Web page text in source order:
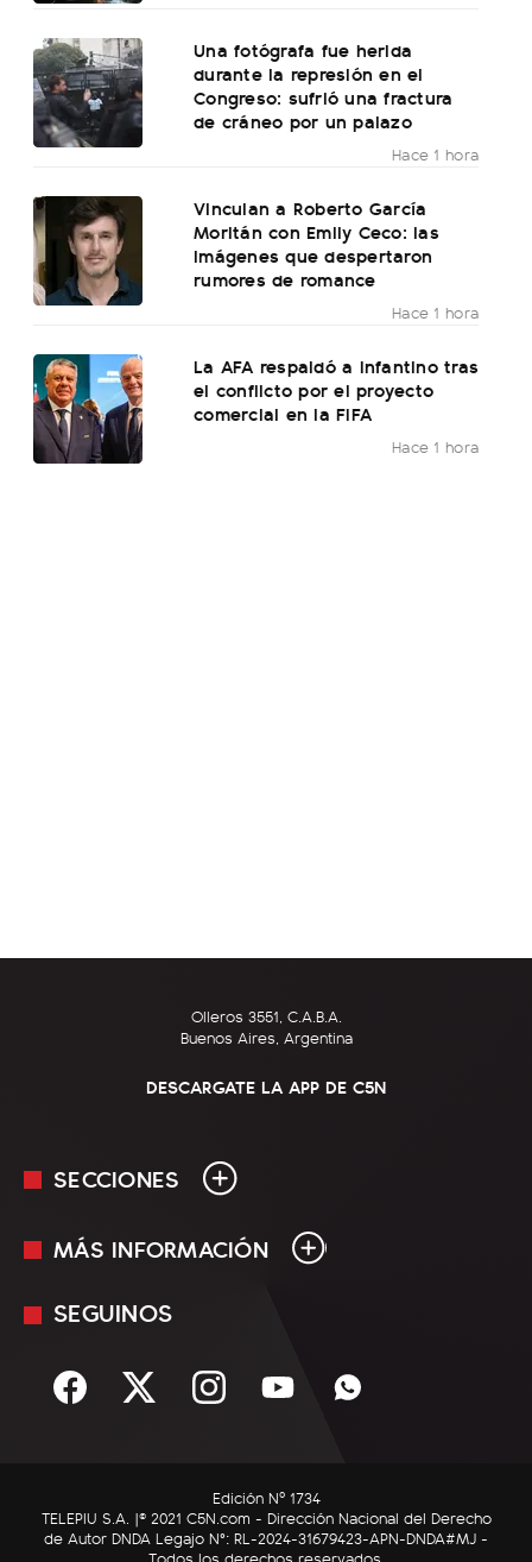
Una fotógrafa fue herida
durante la represión en el
Congreso: sufrió una fractura
de cráneo por un palazo
Hace 1 hora
Vinculan a Roberto García
Moritán con Emily Ceco: las
imágenes que despertaron
rumores de romance
Hace 1 hora
La AFA respaldó a Infantino tras
el conflicto por el proyecto
comercial en la FIFA
Hace 1 hora
Olleros 3551, C.A.B.A.
Buenos Aires, Argentina
DESCARGATE LA APP DE C5N
SECCIONES
En Vivo
Sociedad
C5N Autos
RatingCero
MÁS INFORMACIÓN
Mediakit
Términos y condiciones
SEGUINOS
Edición Nº 1734
TELEPIU S.A. |© 2021 C5N.com - Dirección Nacional del Derecho
de Autor DNDA Legajo N°: RL-2024-31679423-APN-DNDA#MJ -